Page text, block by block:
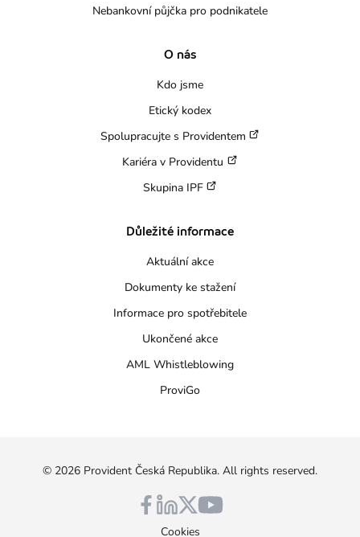
Nebankovní půjčka pro podnikatele
O nás
Kdo jsme
Etický kodex
Spolupracujte s Providentem
Kariéra v Providentu
Skupina IPF
Důležité informace
Aktuální akce
Dokumenty ke stažení
Informace pro spotřebitele
Ukončené akce
AML Whistleblowing
ProviGo
© 2026 Provident Česká Republika. All rights reserved.
Cookies